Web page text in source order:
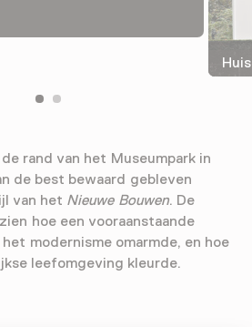
rand van het Museumpark in
de best bewaard gebleven
van het Nieuwe Bouwen. De
hoe een vooraanstaande
modernisme omarmde, en hoe
leefomgeving kleurde.